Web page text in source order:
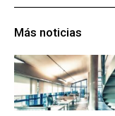
Más noticias